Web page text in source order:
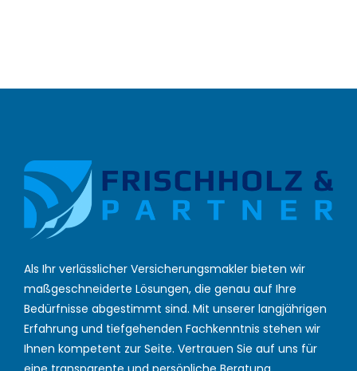
Als Ihr verlässlicher Versicherungsmakler bieten wir
maßgeschneiderte Lösungen, die genau auf Ihre
Bedürfnisse abgestimmt sind. Mit unserer langjährigen
Erfahrung und tiefgehenden Fachkenntnis stehen wir
Ihnen kompetent zur Seite. Vertrauen Sie auf uns für